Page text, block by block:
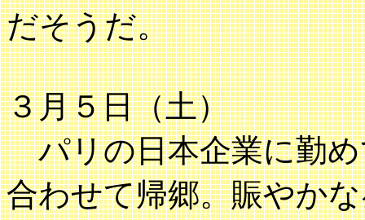
だそうだ。
３月５日（土）
パリの日本企業に勤め
合わせて帰郷。賑やか